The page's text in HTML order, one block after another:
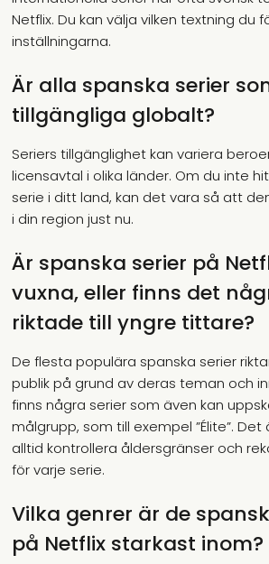
Netflix. Du kan välja vilken textning du
inställningarna.
Är alla spanska serier
tillgängliga globalt?
Seriers tillgänglighet kan variera
licensavtal i olika länder. Om du inte
serie i ditt land, kan det vara så att
i din region just nu.
Är spanska serier på
vuxna, eller finns det
riktade till yngre tittare?
De flesta populära spanska serier
publik på grund av deras teman och
finns några serier som även kan
målgrupp, som till exempel ”Élite”.
alltid kontrollera åldersgränser och
för varje serie.
Vilka genrer är de
på Netflix starkast inom?